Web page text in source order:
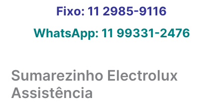
Fixo: 11 2985-9116
WhatsApp: 11 99331-2476
Sumarezinho Electrolux
Assistência